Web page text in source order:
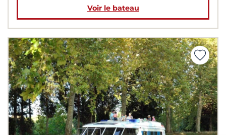
Voir le bateau